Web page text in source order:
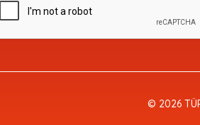
© 2026